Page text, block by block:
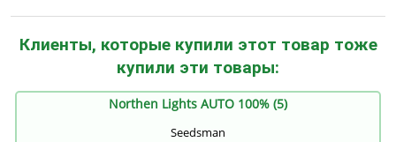
Клиенты, которые купили этот товар тоже
купили эти товары:
Northen Lights AUTO 100% (5)
Seedsman